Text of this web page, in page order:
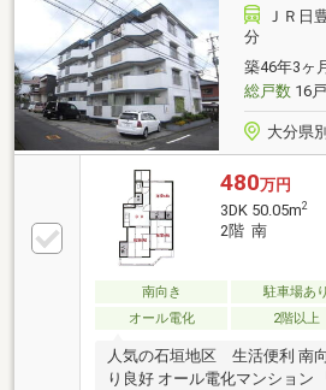
する「駆けつけ」サービスを
間365日コールセンター対応！
置を無料にて行います。※対象
から1年後の月末まで※対象者
件あり
ＪＲ日
分
築46年3ヶ
総戸数16戸
大分県
480万円
3DK 50.05m2
2階 南
南向き 駐車場あり
オール電化
2階以上
人気の石垣地区 生活便利 南
り良好 オール電化マンション